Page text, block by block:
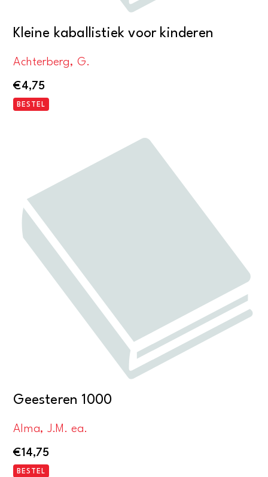
Kleine kaballistiek voor kinderen
Achterberg, G.
€4,75
BESTEL
Geesteren 1000
Alma, J.M. ea.
€14,75
BESTEL